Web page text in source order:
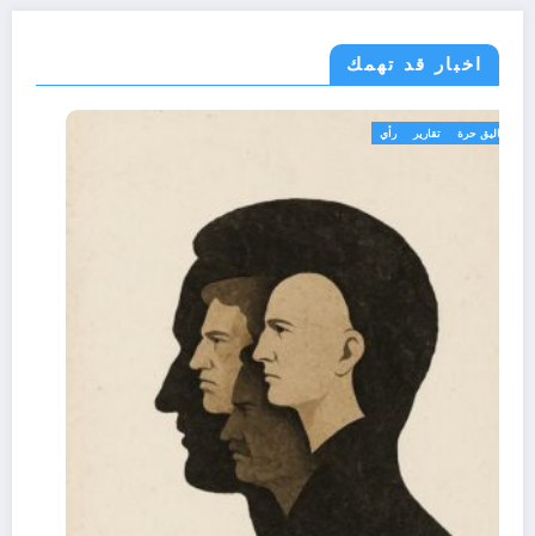
اخبار قد تهمك
تعاليق حرة تقارير